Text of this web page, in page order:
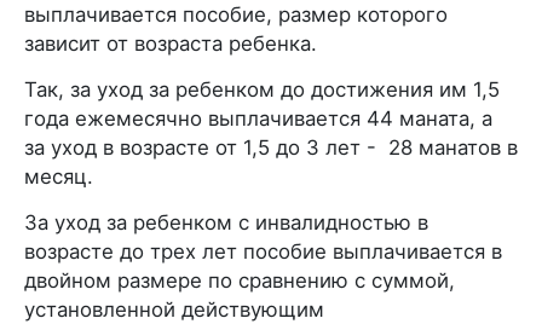
выплачивается пособие, размер которого
зависит от возраста ребенка.
Так, за уход за ребенком до достижения им 1,5
года ежемесячно выплачивается 44 маната, а
за уход в возрасте от 1,5 до 3 лет - 28 манатов в
месяц.
За уход за ребенком с инвалидностью в
возрасте до трех лет пособие выплачивается в
двойном размере по сравнению с суммой,
установленной действующим